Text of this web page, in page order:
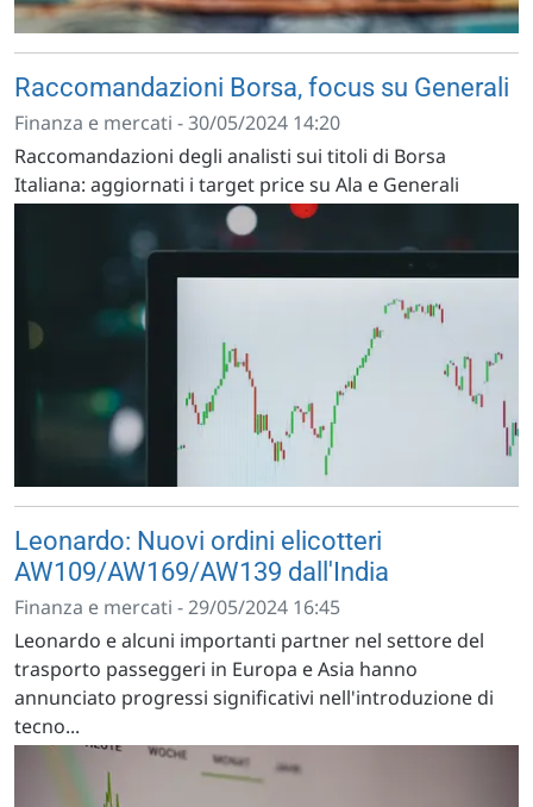
Raccomandazioni Borsa, focus su Generali
Finanza e mercati - 30/05/2024 14:20
Raccomandazioni degli analisti sui titoli di Borsa
Italiana: aggiornati i target price su Ala e Generali
Leonardo: Nuovi ordini elicotteri
AW109/AW169/AW139 dall'India
Finanza e mercati - 29/05/2024 16:45
Leonardo e alcuni importanti partner nel settore del
trasporto passeggeri in Europa e Asia hanno
annunciato progressi significativi nell'introduzione di
tecno...